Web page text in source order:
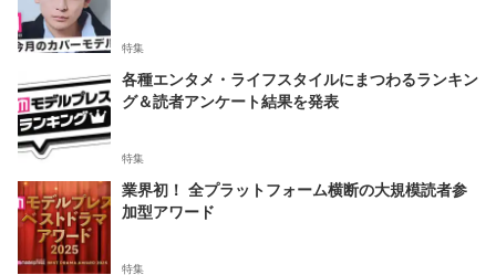
特集
各種エンタメ・ライフスタイルにまつわるランキン
グ＆読者アンケート結果を発表
特集
業界初！ 全プラットフォーム横断の大規模読者参
加型アワード
特集